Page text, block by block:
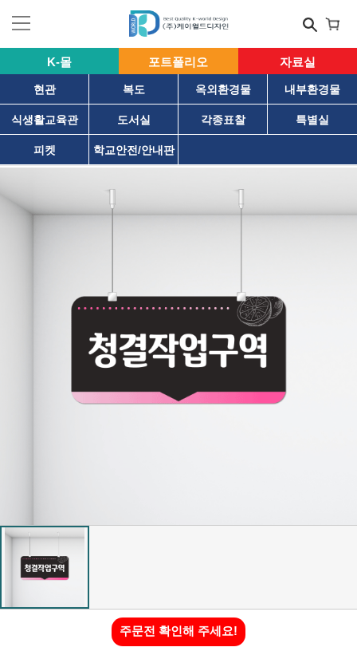
K-몰 포트폴리오 자료실
현관 복도 옥외환경물 내부환경물
식생활교육관 도서실 각종표찰 특별실
피켓 학교안전/안내판
주문전 확인해 주세요!